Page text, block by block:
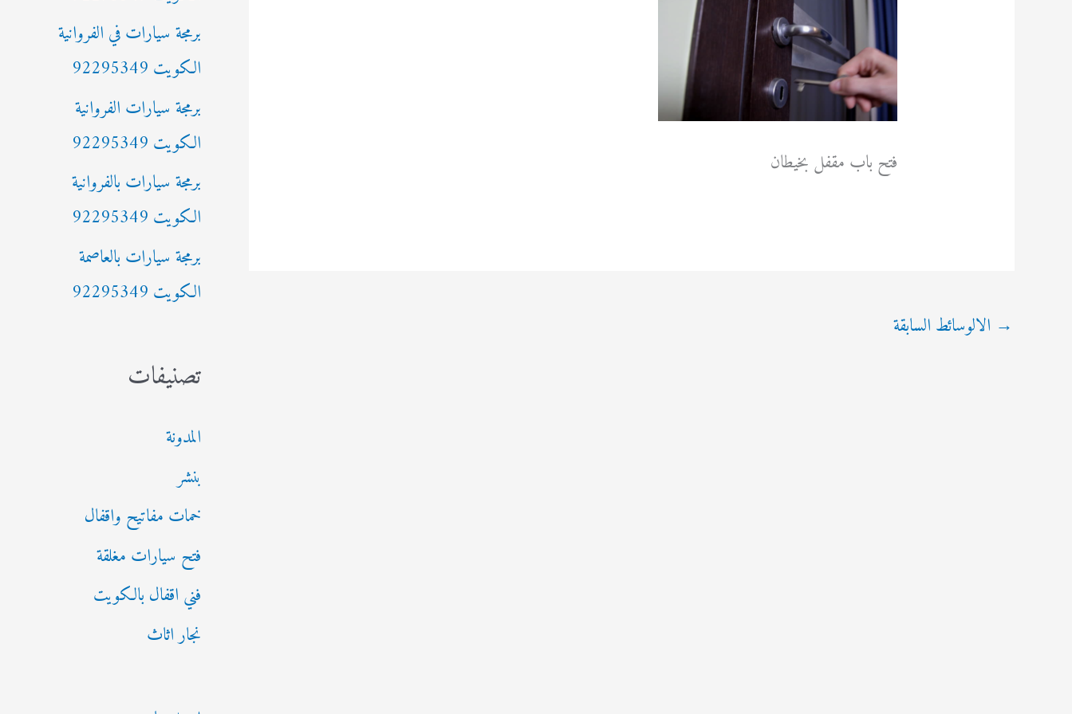
فتح باب مقفل بخيطان
→ الالوسائط السابقة
ن
:برمجة سيارات في الفروانية
الكويت 92295349
برمجة سيارات الفروانية
الكويت 92295349
برمجة سيارات بالفروانية
الكويت 92295349
برمجة سيارات بالعاصمة
الكويت 92295349
تصنيفات
المدونة
بنشر
خمات مفاتيح واقفال
فتح سيارات مغلقة
فني اقفال بالكويت
نجار اثاث